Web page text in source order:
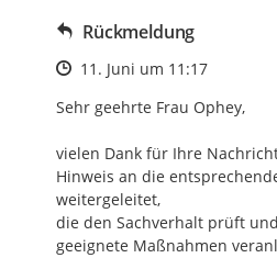
Rückmeldung
Zeitpunkt des Erstellens
11. Juni um 11:17
Sehr geehrte Frau Ophey,
vielen Dank für Ihre
Hinweis an die
weitergeleitet,
die den Sachverhalt prüft
geeignete Maßnahmen